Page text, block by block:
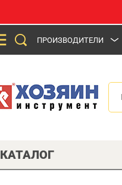
ПРОИЗВОДИТЕЛИ
КАТАЛОГ